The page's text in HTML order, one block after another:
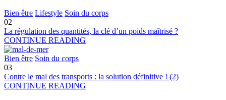
Bien être Lifestyle Soin du corps
02
La régulation des quantités, la clé d’un poids maîtrisé ?
CONTINUE READING
Bien être Soin du corps
03
Contre le mal des transports : la solution définitive ! (2)
CONTINUE READING